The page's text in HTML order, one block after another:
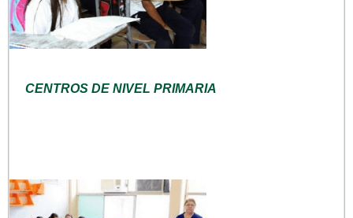
CENTROS DE NIVEL PRIMARIA